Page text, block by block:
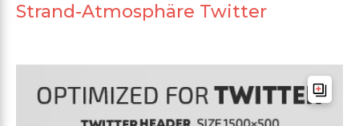
Strand-Atmosphäre Twitter